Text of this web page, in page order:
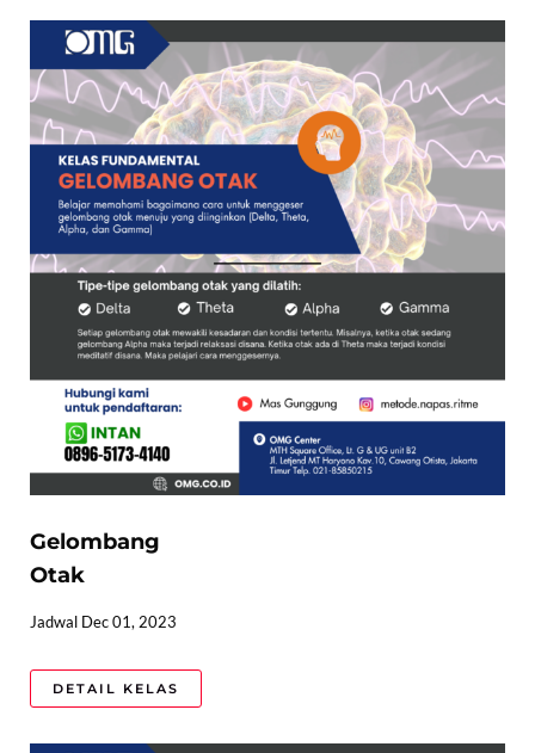
Gelombang
Otak
Jadwal Dec 01, 2023
DETAIL KELAS